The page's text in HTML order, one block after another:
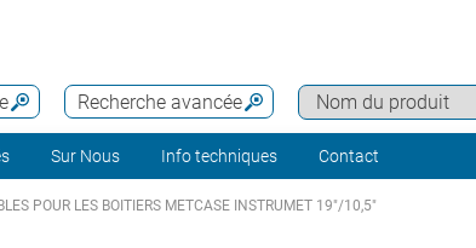
Recherche avancée
Sur Nous Info techniques Contact
POUR LES BOITIERS METCASE INSTRUMET 19"/10,5"